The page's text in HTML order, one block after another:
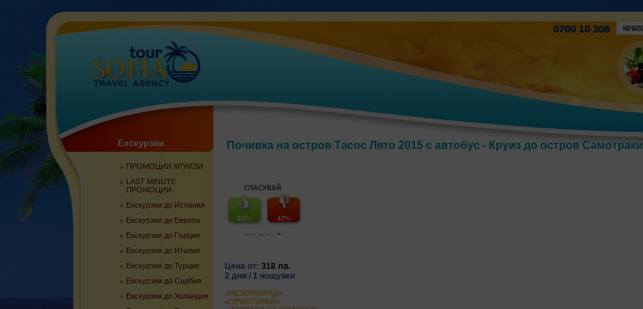
Екскурзии
ПРОМОЦИИ КРУИЗИ
LAST MINUTE
ПРОМОЦИИ
Екскурзии до Испания
Екскурзии до Европа
Екскурзии до Гърция
Екскурзии до Италия
Екскурзии до Турция
Екскурзии до Сърбия
Екскурзии до Холандия
Почивка на остров Тасос Лято 2015 с автобус - Круиз до остров Самотраки
53% 47%
Цена от: 318 лв.
2 дни / 1 нощувки
«РЕЗЕРВИРАЙ»
«ПРИНТИРАЙ»